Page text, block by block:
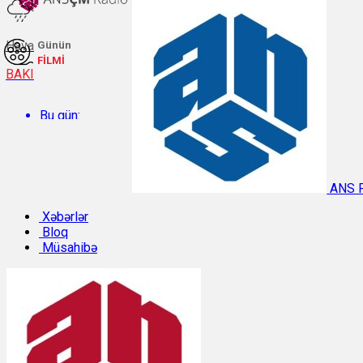
Hava
BAKI
Bu gün:
Temperatur: 30.4°C. Rütubət: 47%.
Sabah:
Günün
FİLMİ
ANS
Xəbərlər
Bloq
Müsahibə